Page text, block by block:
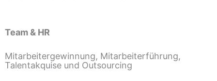
Team & HR
Mitarbeitergewinnung, Mitarbeiterführung,
Talentakquise und Outsourcing